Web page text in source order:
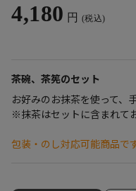
茶碗、茶筅のセット
お好みのお抹茶を使って、
※抹茶はセットに含まれて
包装・のし対応可能商品です
4,180 円 (税込)